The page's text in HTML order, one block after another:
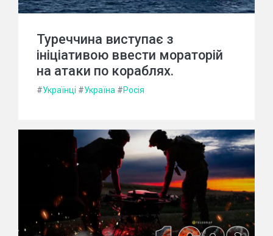
Туреччина виступає з
ініціативою ввести мораторій
на атаки по кораблях.
#Українці #Україна #Росія